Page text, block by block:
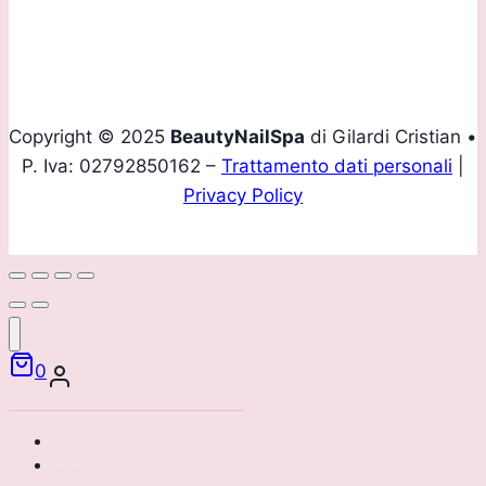
Copyright © 2025 BeautyNailSpa di Gilardi Cristian •
P. Iva: 02792850162 – Trattamento dati personali
Privacy Policy
0